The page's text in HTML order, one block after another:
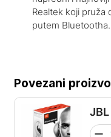
Realtek koji pruža
putem Bluetootha.
Povezani